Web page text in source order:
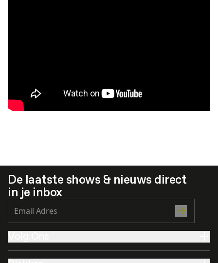
De laatste shows & nieuws direct
in je inbox